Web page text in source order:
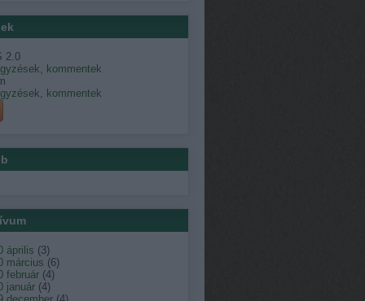
2.0
, kommentek
, kommentek
április (3)
március (6)
február (4)
január (4)